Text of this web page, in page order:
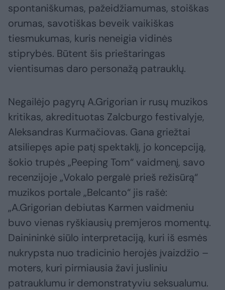
spontaniškumas, pažeidžiamumas, stoiškas
orumas, savotiškas beveik vaikiškas
tiesmukumas, kuris neneigia vidinės
stiprybės. Būtent šis prieštaringas
vientisumas daro personažą patrauklų.
Negailėjo pagyrų A.Grigorian ir rusų muzikos
kritikas, akredituotas Zalcburgo festivalyje,
Aleksandras Kurmačiovas. Gana griežtai
atsiliepęs apie patį spektaklį, jo koncepciją,
šokio trupės „Peeping Tom“ vaidmenį, savo
recenzijoje „Vokalo pergalė prieš režisūrą“
muzikos portale „Belcanto“ jis rašė:
„A.Grigorian debiutas Karmen vaidmeniu
buvo vienas ryškiausių premjeros momentų.
Dainininkė siūlo interpretaciją, kuri iš esmės
nukrypsta nuo tradicinio herojės įvaizdžio –
moters, kuri pirmiausia žavi jusliniu
patrauklumu ir demonstratyviu seksualumu.